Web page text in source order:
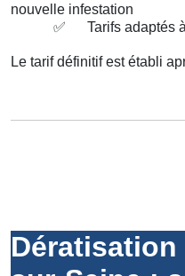
nouvelle infestation
✅
Tarifs adaptés
Le tarif définitif est établi
Dératisation